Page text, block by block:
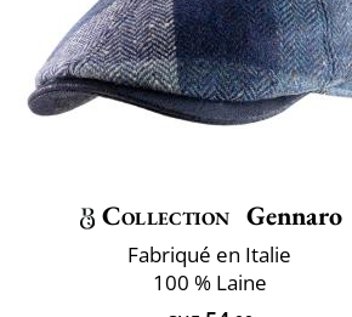
Collection Gennaro
Fabriqué en Italie
100 % Laine